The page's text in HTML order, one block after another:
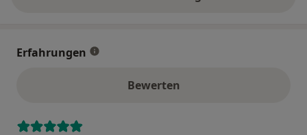
Erfahrungen
Bewerten